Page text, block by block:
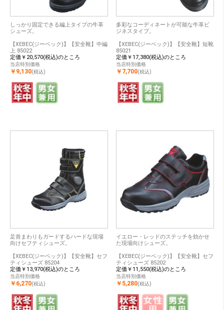
しっかり固定できる編上タイプの牛革
シューズ。
【XEBEC(ジーベック)】【安全靴】中編
上 85022
定価￥20,570(税込)のところ
当店特別価格
￥9,130(税込)
多彩なコーディネートが可能な牛革ビ
ジネスタイプ。
【XEBEC(ジーベック)】【安全靴】短靴
85021
定価￥17,380(税込)のところ
当店特別価格
￥7,700(税込)
足首まわりもガードするハードな現場
向けセフティシューズ。
【XEBEC(ジーベック)】【安全靴】セフ
ティシューズ 85204
定価￥13,970(税込)のところ
当店特別価格
￥6,270(税込)
イエロー・レッドのステッチを効かせ
た現場向けシューズ。
【XEBEC(ジーベック)】【安全靴】セフ
ティシューズ 85202
定価￥11,550(税込)のところ
当店特別価格
￥5,280(税込)